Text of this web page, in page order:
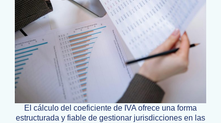
El cálculo del coeficiente de IVA ofrece una forma
estructurada y fiable de gestionar jurisdicciones en las